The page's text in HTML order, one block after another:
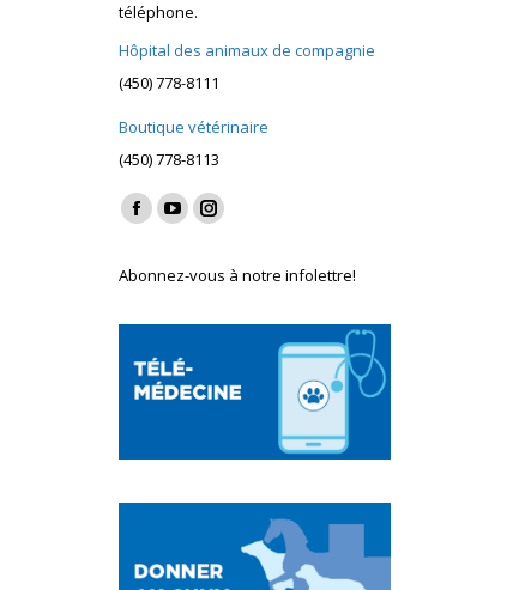
téléphone.
Hôpital des animaux de compagnie
(450) 778-8111
Boutique vétérinaire
(450) 778-8113
Find us on:
Facebook
opens
window
YouTube
opens
window
Instagram
opens
Abonnez-vous à notre infolettre!